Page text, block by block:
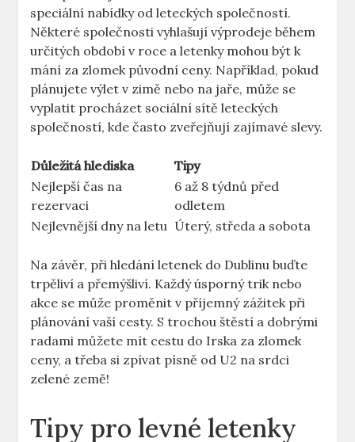
speciální nabídky od leteckých společností.
Některé společnosti vyhlašují výprodeje během
určitých období v roce a letenky mohou být k
mání za zlomek původní ceny. Například, pokud
plánujete výlet v zimě nebo na jaře, může se
vyplatit procházet sociální sítě leteckých
společností, kde často zveřejňují zajímavé slevy.
Důležitá hlediska
Tipy
Nejlepší čas na
rezervaci
6 až 8 týdnů před
odletem
Nejlevnější dny na letu Úterý, středa a sobota
Na závěr, při hledání letenek do Dublinu buďte
trpěliví a přemýšliví. Každý úsporný trik nebo
akce se může proměnit v příjemný zážitek při
plánování vaší cesty. S trochou štěstí a dobrými
radami můžete mít cestu do Irska za zlomek
ceny, a třeba si zpívat písně od U2 na srdci
zelené země!
Tipy pro levné letenky